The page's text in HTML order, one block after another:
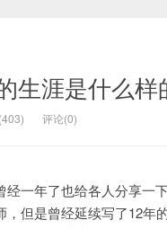
生涯是什么样
评论(0)
一年了也给各人分享一
但是曾经延续写了12年